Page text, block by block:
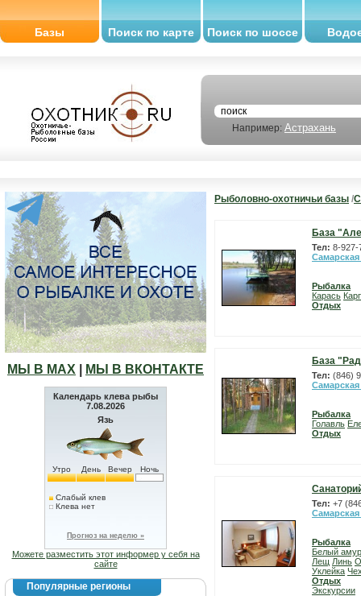
Базы Поиск по карте Поиск по шоссе
Например: Астрахань
МЫ В МАХ МЫ В ВКОНТАКТЕ
Календарь клева рыбы
7.08.2026
Язь
Утро День Вечер Ночь
Слабый клев
Клева нет
Прогноз на неделю »
Можете разместить этот информер у себя на
сайте
Популярные регионы
Рыболовно-охотничьи базы /
База
Тел: 8-927-
Самарская
Рыбалка
Карась
Отдых
База
Тел: (846)
Самарская
Рыбалка
Голавль
Отдых
Тел: +7
Самарская
Рыбалка
Белый амур
Лещ Линь
Уклейка
Отдых
Экскурсии